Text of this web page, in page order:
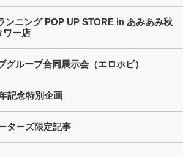
ンニング POP UP STORE in あみあみ秋
ワー店
グループ合同展示会（エロホビ）
記念特別企画
ターズ限定記事